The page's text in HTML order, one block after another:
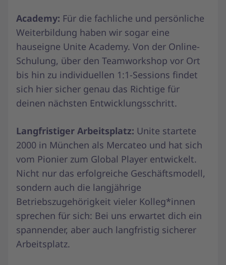
Academy: Für die fachliche und persönliche
Weiterbildung haben wir sogar eine
hauseigne Unite Academy. Von der Online-
Schulung, über den Teamworkshop vor Ort
bis hin zu individuellen 1:1-Sessions findet
sich hier sicher genau das Richtige für
deinen nächsten Entwicklungsschritt.
Langfristiger Arbeitsplatz: Unite startete
2000 in München als Mercateo und hat sich
vom Pionier zum Global Player entwickelt.
Nicht nur das erfolgreiche Geschäftsmodell,
sondern auch die langjährige
Betriebszugehörigkeit vieler Kolleg*innen
sprechen für sich: Bei uns erwartet dich ein
spannender, aber auch langfristig sicherer
Arbeitsplatz.